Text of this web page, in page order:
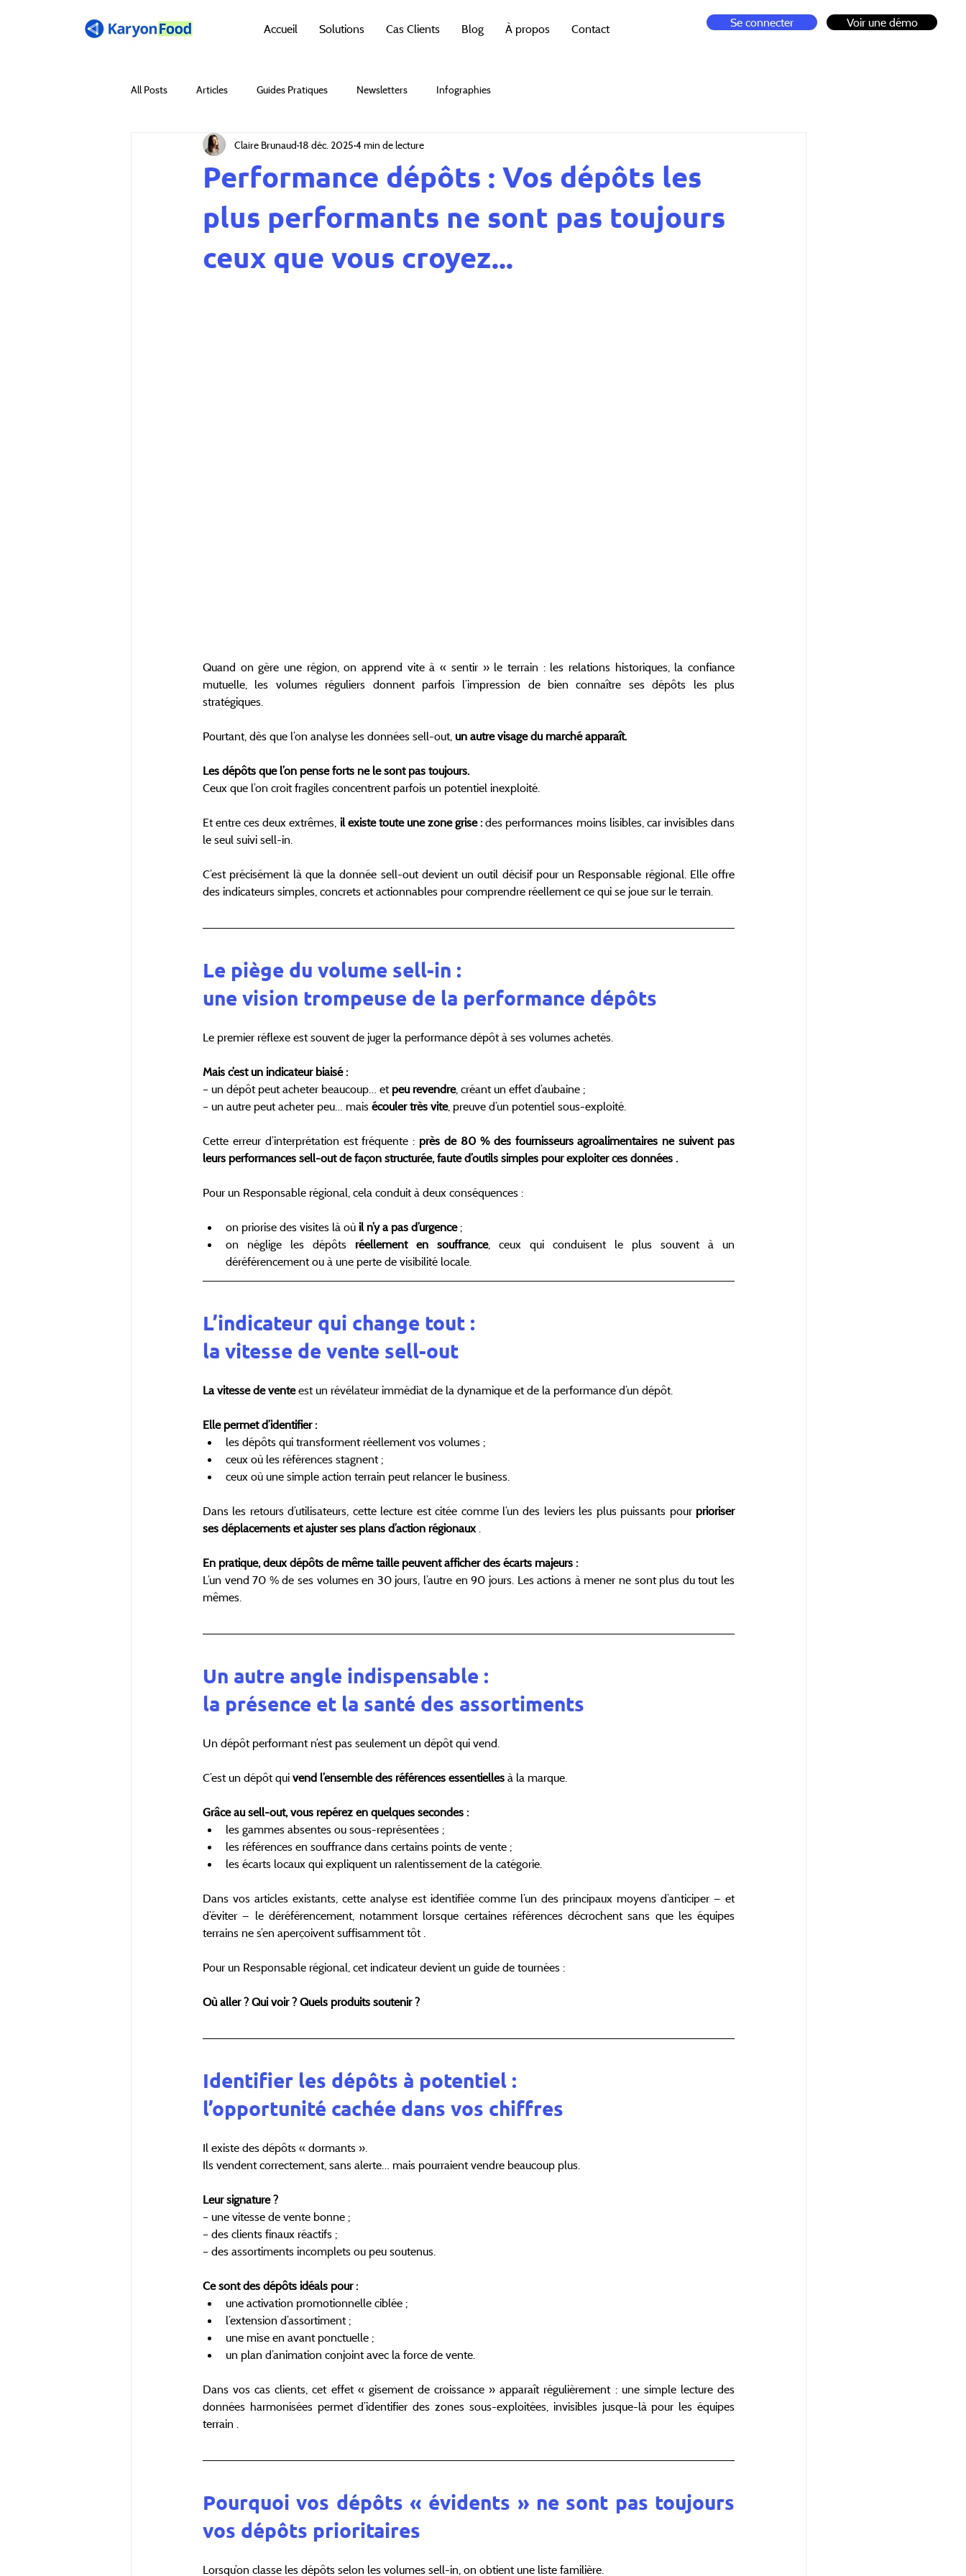
Accueil Solutions Cas Clients Blog À propos Contact Se connecter Voir une démo
All Posts Articles Guides Pratiques Newsletters Infographies
Performance dépôts : Vos dépôts les
plus performants ne sont pas toujours
ceux que vous croyez...
Claire Brunaud 18 déc. 2025 4 min de lecture
Quand on gère une région, on apprend vite à « sentir » le terrain : les relations historiques, la confiance
mutuelle, les volumes réguliers donnent parfois l’impression de bien connaître ses dépôts les plus
stratégiques.
Pourtant, dès que l’on analyse les données sell-out, un autre visage du marché apparaît.
Les dépôts que l’on pense forts ne le sont pas toujours.
Ceux que l’on croit fragiles concentrent parfois un potentiel inexploité.
Et entre ces deux extrêmes, il existe toute une zone grise : des performances moins lisibles, car invisibles dans
le seul suivi sell-in.
C’est précisément là que la donnée sell-out devient un outil décisif pour un Responsable régional. Elle offre
des indicateurs simples, concrets et actionnables pour comprendre réellement ce qui se joue sur le terrain.
Le piège du volume sell-in :
une vision trompeuse de la performance dépôts
Le premier réflexe est souvent de juger la performance dépôt à ses volumes achetés.
Mais c’est un indicateur biaisé :
– un dépôt peut acheter beaucoup… et peu revendre, créant un effet d’aubaine ;
– un autre peut acheter peu… mais écouler très vite, preuve d’un potentiel sous-exploité.
Cette erreur d’interprétation est fréquente : près de 80 % des fournisseurs agroalimentaires ne suivent pas
leurs performances sell-out de façon structurée, faute d’outils simples pour exploiter ces données .
Pour un Responsable régional, cela conduit à deux conséquences :
on priorise des visites là où il n’y a pas d’urgence ;
on néglige les dépôts réellement en souffrance, ceux qui conduisent le plus souvent à un
déréférencement ou à une perte de visibilité locale.
L’indicateur qui change tout :
la vitesse de vente sell-out
La vitesse de vente est un révélateur immédiat de la dynamique et de la performance d’un dépôt.
Elle permet d’identifier :
les dépôts qui transforment réellement vos volumes ;
ceux où les références stagnent ;
ceux où une simple action terrain peut relancer le business.
Dans les retours d’utilisateurs, cette lecture est citée comme l’un des leviers les plus puissants pour prioriser
ses déplacements et ajuster ses plans d’action régionaux .
En pratique, deux dépôts de même taille peuvent afficher des écarts majeurs :
L’un vend 70 % de ses volumes en 30 jours, l’autre en 90 jours. Les actions à mener ne sont plus du tout les
mêmes.
Un autre angle indispensable :
la présence et la santé des assortiments
Un dépôt performant n’est pas seulement un dépôt qui vend.
C’est un dépôt qui vend l’ensemble des références essentielles à la marque.
Grâce au sell-out, vous repérez en quelques secondes :
les gammes absentes ou sous-représentées ;
les références en souffrance dans certains points de vente ;
les écarts locaux qui expliquent un ralentissement de la catégorie.
Dans vos articles existants, cette analyse est identifiée comme l’un des principaux moyens d’anticiper — et
d’éviter — le déréférencement, notamment lorsque certaines références décrochent sans que les équipes
terrains ne s’en aperçoivent suffisamment tôt .
Pour un Responsable régional, cet indicateur devient un guide de tournées :
Où aller ? Qui voir ? Quels produits soutenir ?
Identifier les dépôts à potentiel :
l’opportunité cachée dans vos chiffres
Il existe des dépôts « dormants ».
Ils vendent correctement, sans alerte… mais pourraient vendre beaucoup plus.
Leur signature ?
– une vitesse de vente bonne ;
– des clients finaux réactifs ;
– des assortiments incomplets ou peu soutenus.
Ce sont des dépôts idéals pour :
une activation promotionnelle ciblée ;
l’extension d’assortiment ;
une mise en avant ponctuelle ;
un plan d’animation conjoint avec la force de vente.
Dans vos cas clients, cet effet « gisement de croissance » apparaît régulièrement : une simple lecture des
données harmonisées permet d’identifier des zones sous-exploitées, invisibles jusque-là pour les équipes
terrain .
Pourquoi vos dépôts « évidents » ne sont pas toujours
vos dépôts prioritaires
Lorsqu’on classe les dépôts selon les volumes sell-in, on obtient une liste familière.